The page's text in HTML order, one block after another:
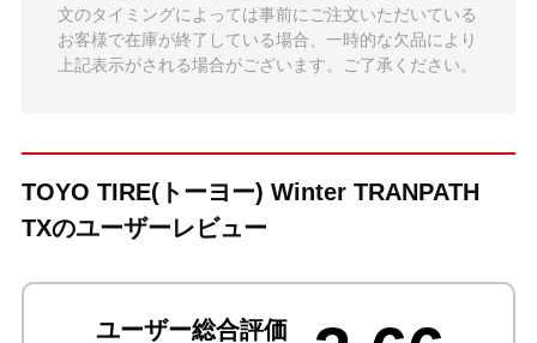
文のタイミングによっては事前にご注文いただいている
お客様で在庫が終了している場合、一時的な欠品により
上記表示がされる場合がございます。ご了承ください。
TOYO TIRE(トーヨー) Winter TRANPATH
TXのユーザーレビュー
ユーザー総合評価